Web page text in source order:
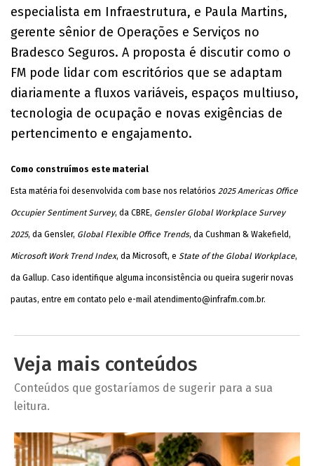
especialista em Infraestrutura, e Paula Martins,
gerente sênior de Operações e Serviços no
Bradesco Seguros. A proposta é discutir como o
FM pode lidar com escritórios que se adaptam
diariamente a fluxos variáveis, espaços multiuso,
tecnologia de ocupação e novas exigências de
pertencimento e engajamento.
Como construímos este material
Esta matéria foi desenvolvida com base nos relatórios 2025 Americas Office
Occupier Sentiment Survey, da CBRE, Gensler Global Workplace Survey
2025, da Gensler, Global Flexible Office Trends, da Cushman & Wakefield,
Microsoft Work Trend Index, da Microsoft, e State of the Global Workplace,
da Gallup. Caso identifique alguma inconsistência ou queira sugerir novas
pautas, entre em contato pelo e-mail atendimento@infrafm.com.br.
Veja mais conteúdos
Conteúdos que gostaríamos de sugerir para a sua
leitura.